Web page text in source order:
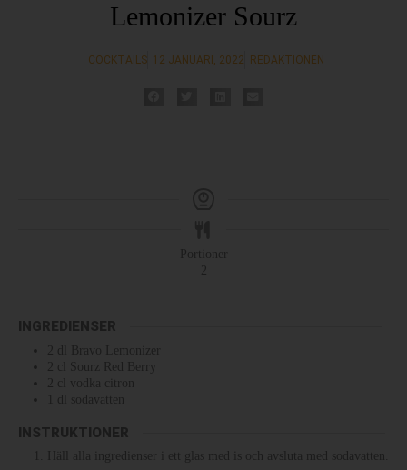
Lemonizer Sourz
COCKTAILS 12 JANUARI, 2022 REDAKTIONEN
Portioner
2
INGREDIENSER
2 dl
Bravo Lemonizer
2
Sourz Red Berry
2
vodka citron
dl sodavatten
INSTRUKTIONER
Häll alla ingredienser i ett glas med is och avsluta med sodavatten.